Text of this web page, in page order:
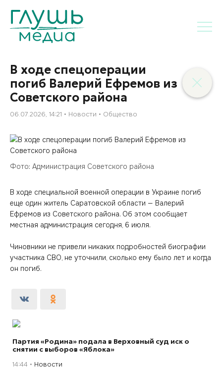
В ходе спецоперации
погиб Валерий Ефремов из
Советского района
06.07.2026, 14:21 Новости Общество
Фото: Администрация Советского района
В ходе специальной военной операции в Украине погиб
еще один житель Саратовской области — Валерий
Ефремов из Советского района. Об этом сообщает
местная администрация сегодня, 6 июля.
Чиновники не привели никаких подробностей биографии
участника СВО, не уточнили, сколько ему было лет и когда
он погиб.
Партия «Родина» подала в Верховный суд иск о
снятии с выборов «Яблока»
14:44 Новости